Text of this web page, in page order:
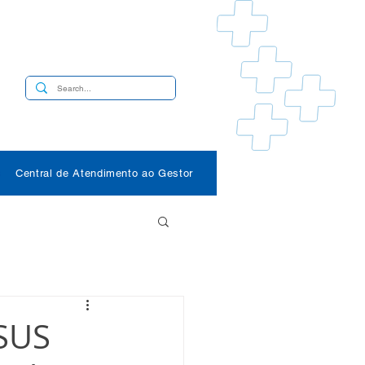
Central de Atendimento ao Gestor